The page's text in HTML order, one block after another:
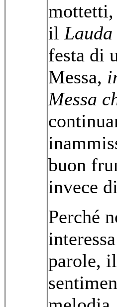
mottetti,
il Lauda
festa di
Messa,
Messa
buon
invece
Perché
parole,